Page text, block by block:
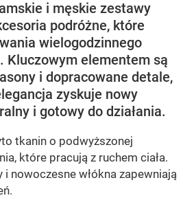
i męskie zestawy
podróżne, które
wielogodzinnego
Kluczowym elementem są
i dopracowane detale,
zyskuje nowy
i gotowy do działania.
tkanin o podwyższonej
które pracują z ruchem ciała.
nowoczesne włókna zapewniają